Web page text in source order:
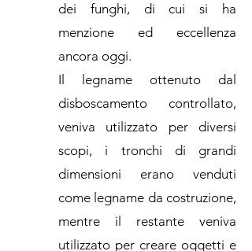
dei funghi, di cui si ha
menzione ed eccellenza
ancora oggi.
Il legname ottenuto dal
disboscamento controllato,
veniva utilizzato per diversi
scopi, i tronchi di grandi
dimensioni erano venduti
come legname da costruzione,
mentre il restante veniva
utilizzato per creare oggetti e